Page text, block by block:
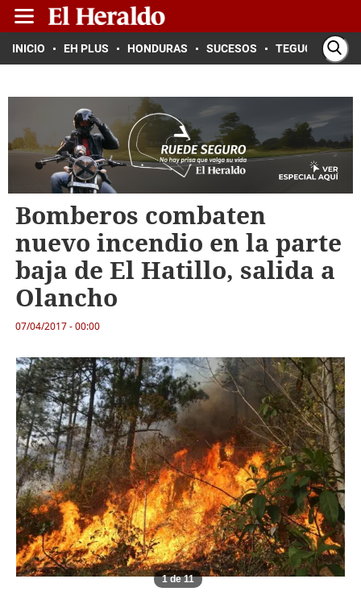
INICIO EH PLUS HONDURAS SUCESOS TEGUCIGALPA
Bomberos combaten
nuevo incendio en la parte
baja de El Hatillo, salida a
Olancho
07/04/2017 - 00:00
1 de 11